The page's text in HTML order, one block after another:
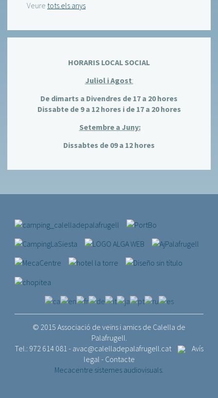
Veure tots els anys
HORARIS LOCAL SOCIAL
Juliol i Agost:
De dimarts a Divendres de 17 a 20 hores
Dissabte de 9 a 12 hores i de 17 a 20 hores
Setembre a Juny:
Dissabtes de 09 a 12 hores
© 2015 Associació de veïns i amics de Calella de
Palafrugell.
Tel.: 972 614 081 - avac@calelladepalafrugell.cat
Avís
legal - Contacte
Mecacentre sistemes audiovisuals.